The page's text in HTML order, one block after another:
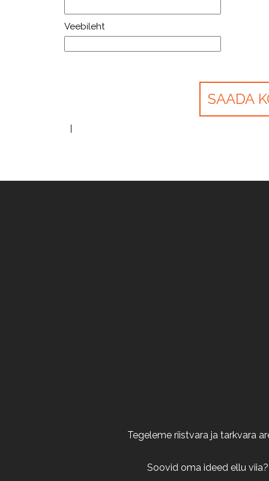
Veebileht
Tegeleme riistvara ja tarkvara
Soovid oma ideed ellu